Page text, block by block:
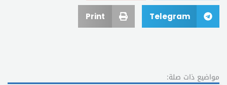
Telegram
Print
مواضيع ذات صلة: